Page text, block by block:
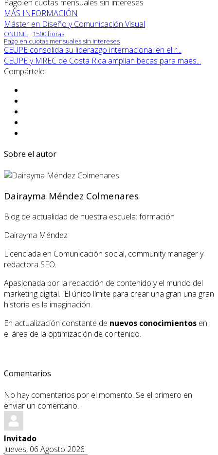
Pago en cuotas mensuales sin intereses
MÁS INFORMACIÓN
Máster en Diseño y Comunicación Visual
ONLINE
1500 horas
Pago en cuotas mensuales sin intereses
CEUPE consolida su liderazgo internacional en el r...
CEUPE y MREC de Costa Rica amplían becas para maes...
Compártelo
Sobre el autor
Dairayma Méndez Colmenares
Blog de actualidad de nuestra escuela: formación
Dairayma Méndez
Licenciada en Comunicación social, community manager y
redactora SEO.
Apasionada por la redacción de contenido y el mundo del
marketing digital. El único límite para crear una gran una gran
historia es la imaginación.
En actualización constante de nuevos conocimientos en
el área de la optimización de contenido.
Comentarios
No hay comentarios por el momento. Se el primero en
enviar un comentario.
Invitado
Jueves, 06 Agosto 2026